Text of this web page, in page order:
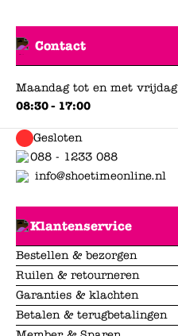
Contact
Maandag tot en met vrijdag
08:30 - 17:00
Gesloten
088 - 1233 088
info@shoetimeonline.nl
Klantenservice
Bestellen & bezorgen
Ruilen & retourneren
Garanties & klachten
Betalen & terugbetalingen